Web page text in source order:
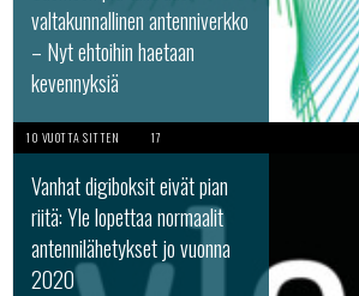
valtakunnallinen antenniverkko
– Nyt ehtoihin haetaan
kevennyksiä
10 VUOTTA SITTEN 17
Vanhat digiboksit eivät pian
riitä: Yle lopettaa normaalit
antennilähetykset jo vuonna
2020